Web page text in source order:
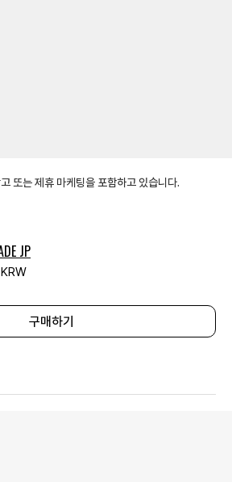
또는 제휴 마케팅을 포함하고 있습니다.
JP
구매하기